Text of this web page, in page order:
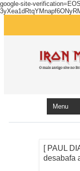
google-site-
[ PAUL
desabafa